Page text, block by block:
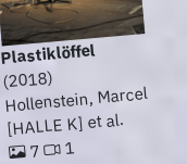
Plastiklöffel
(2018)
Hollenstein, Marcel
[HALLE K] et al.
7 1